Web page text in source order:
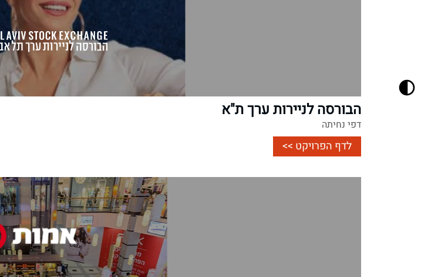
הבורסה לניירות ערך ת"א
דפי נחיתה
לדף הפרויקט >>